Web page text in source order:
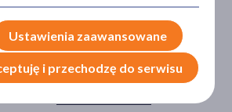
PROBLEM
Ustawienia zaawansowane
i przechodzę do serwisu